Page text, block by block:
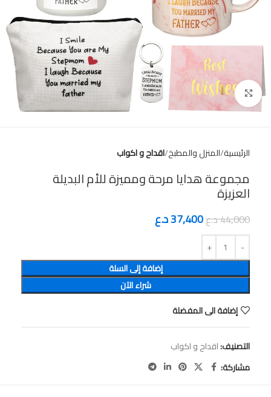
Click to enlarge
الرئيسية المنزل والمطبخ اقداح و اكواب
مجموعة هدايا مرحة ومميزة للأم البديلة
العزيزة
44,000د.ع37,400د.ع
إضافة إلى السلة
شراء الآن
إضافة الى المفضلة
التصنيف:اقداح و اكواب
مشاركة: